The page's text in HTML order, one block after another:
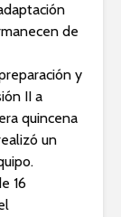
de
y
II a
quincena
un
16